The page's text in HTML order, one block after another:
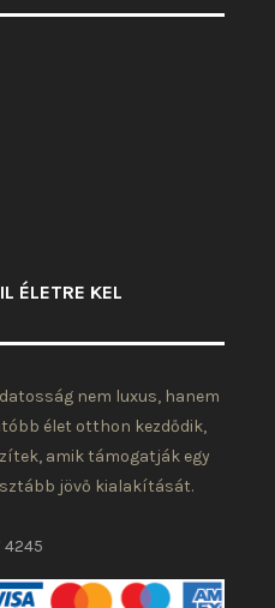
ÉLETRE KEL
nem luxus, hanem
élet otthon kezdődik,
amik támogatják egy
jövő kialakítását.
4245